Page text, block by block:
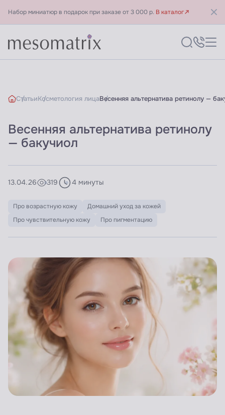
Набор миниатюр в подарок при заказе от 3 000 р. В каталог
СтатьиКосметология лицаВесенняя альтернатива ретинолу —
Весенняя альтернатива ретинолу
— бакучиол
13.04.26 319 4 минуты
Про возрастную кожу
Домашний уход за кожей
Про чувствительную кожу
Про пигментацию